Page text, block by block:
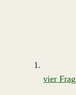
vier